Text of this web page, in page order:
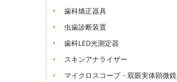
歯科矯正器具
虫歯診断装置
歯科LED光測定器
スキンアナライザー
マイクロスコープ・双眼実体顕微鏡